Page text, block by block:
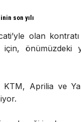
son yılı
olan
için, önümüzdeki
Aprilia ve